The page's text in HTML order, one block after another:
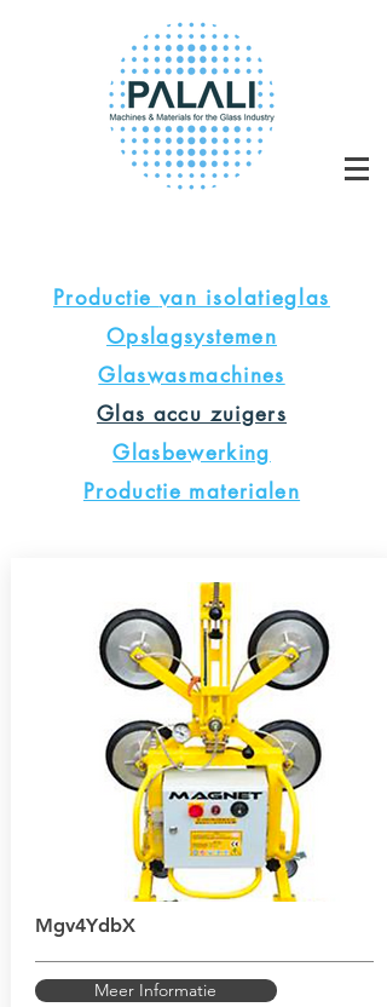
Mgv4YdbX
Meer Informatie
Productie van isolatieglas
Glaswasmachines
Glasbewerking
Opslagsystemen
Glas accu zuigers
Productie materialen